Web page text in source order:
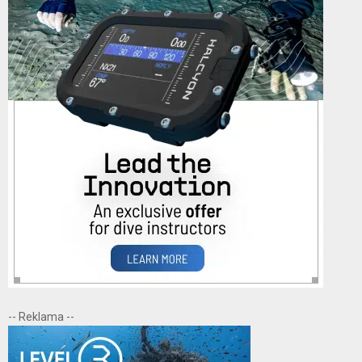
-- Reklama --